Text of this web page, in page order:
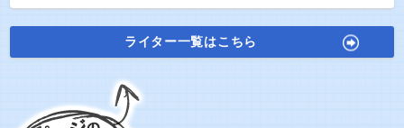
ライター一覧はこちら